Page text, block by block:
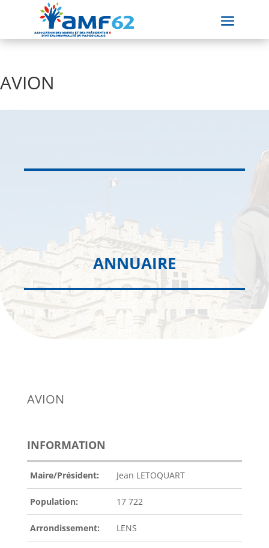
AVION
ANNUAIRE
AVION
INFORMATION
Maire/Président: Jean LETOQUART
Population: 17 722
Arrondissement: LENS